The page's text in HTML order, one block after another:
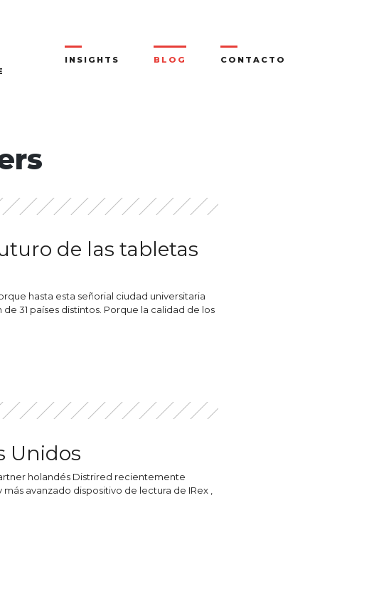
INSIGHTS BLOG CONTACTO
de las tabletas
hasta esta señorial ciudad universitaria
31 países distintos. Porque la calidad de los
Unidos
holandés Distrired recientemente
avanzado dispositivo de lectura de IRex ,